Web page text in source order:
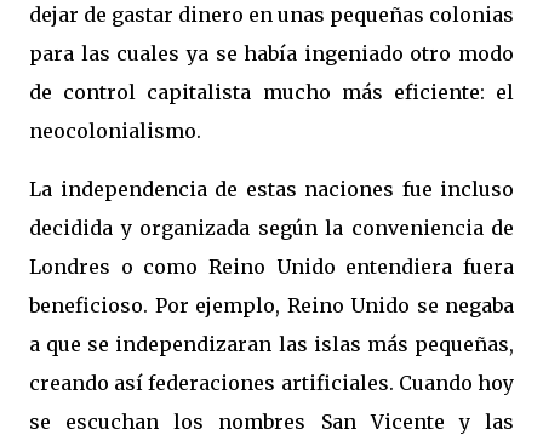
dejar de gastar dinero en unas pequeñas colonias
para las cuales ya se había ingeniado otro modo
de control capitalista mucho más eficiente: el
neocolonialismo.
La independencia de estas naciones fue incluso
decidida y organizada según la conveniencia de
Londres o como Reino Unido entendiera fuera
beneficioso. Por ejemplo, Reino Unido se negaba
a que se independizaran las islas más pequeñas,
creando así federaciones artificiales. Cuando hoy
se escuchan los nombres San Vicente y las